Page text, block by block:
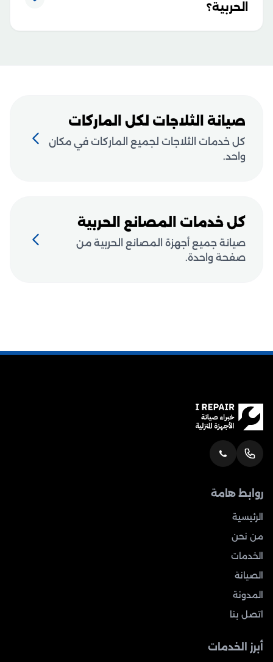
الحربية؟
صيانة الثلاجات لكل الماركات
كل خدمات الثلاجات لجميع الماركات في مكان
واحد.
كل خدمات المصانع الحربية
صيانة جميع أجهزة المصانع الحربية من
صفحة واحدة.
روابط هامة
الرئيسية
من نحن
الخدمات
الصيانة
المدونة
اتصل بنا
أبرز الخدمات